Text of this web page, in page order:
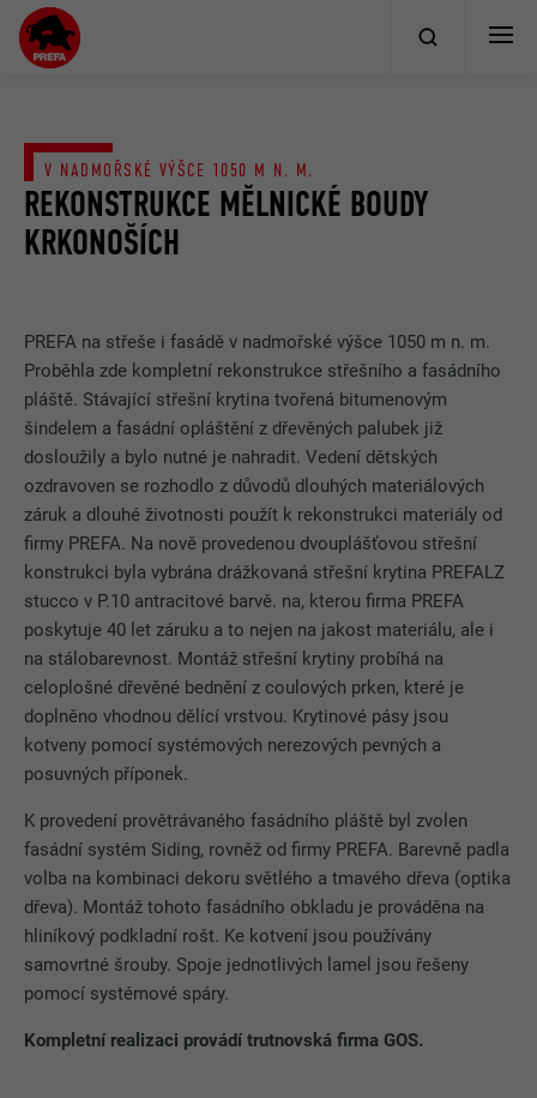
REKONSTRUKCE MĚLNICKÉ BOUDY
KRKONOŠÍCH
V NADMOŘSKÉ VÝŠCE 1050 M N. M.
PREFA na střeše i fasádě v nadmořské výšce 1050 m n. m.
Proběhla zde kompletní rekonstrukce střešního a fasádního
pláště. Stávající střešní krytina tvořená bitumenovým
šindelem a fasádní opláštění z dřevěných palubek již
dosloužily a bylo nutné je nahradit. Vedení dětských
ozdravoven se rozhodlo z důvodů dlouhých materiálových
záruk a dlouhé životnosti použít k rekonstrukci materiály od
firmy PREFA. Na nově provedenou dvouplášťovou střešní
konstrukci byla vybrána drážkovaná střešní krytina PREFALZ
stucco v P.10 antracitové barvě. na, kterou firma PREFA
poskytuje 40 let záruku a to nejen na jakost materiálu, ale i
na stálobarevnost. Montáž střešní krytiny probíhá na
celoplošné dřevěné bednění z coulových prken, které je
doplněno vhodnou dělící vrstvou. Krytinové pásy jsou
kotveny pomocí systémových nerezových pevných a
posuvných příponek.
K provedení provětrávaného fasádního pláště byl zvolen
fasádní systém Siding, rovněž od firmy PREFA. Barevně padla
volba na kombinaci dekoru světlého a tmavého dřeva (optika
dřeva). Montáž tohoto fasádního obkladu je prováděna na
hliníkový podkladní rošt. Ke kotvení jsou používány
samovrtné šrouby. Spoje jednotlivých lamel jsou řešeny
pomocí systémové spáry.
Kompletní realizaci provádí trutnovská firma GOS.